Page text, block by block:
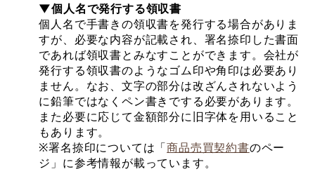
▼個人名で発行する領収書
個人名で手書きの領収書を発行する場合がありま
すが、必要な内容が記載され、署名捺印した書面
であれば領収書とみなすことができます。会社が
発行する領収書のようなゴム印や角印は必要あり
ません。なお、文字の部分は改ざんされないよう
に鉛筆ではなくペン書きでする必要があります。
また必要に応じて金額部分に旧字体を用いること
もあります。
※署名捺印については「商品売買契約書のペー
ジ」に参考情報が載っています。